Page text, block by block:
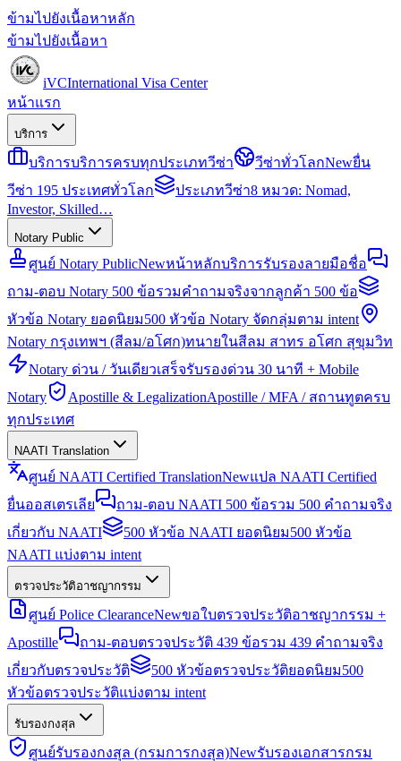
ข้ามไปยังเนื้อหาหลัก
ข้ามไปยังเนื้อหา
iVCInternational Visa Center
หน้าแรก
บริการ
บริการบริการครบทุกประเภทวีซ่า วีซ่าทั่วโลกNewยื่น
วีซ่า 195 ประเทศทั่วโลก
ประเภทวีซ่า8 หมวด: Nomad,
Investor, Skilled…
Notary Public
ศูนย์ Notary PublicNewหน้าหลักบริการรับรองลายมือชื่อ
ถาม-ตอบ Notary 500 ข้อรวมคำถามจริงจากลูกค้า 500 ข้อ
หัวข้อ Notary ยอดนิยม500 หัวข้อ Notary จัดกลุ่มตาม intent
Notary กรุงเทพฯ (สีลม/อโศก)ทนายในสีลม สาทร อโศก สุขุมวิท
Notary ด่วน / วันเดียวเสร็จรับรองด่วน 30 นาที + Mobile
Notary
Apostille & LegalizationApostille / MFA / สถานทูตครบ
ทุกประเทศ
NAATI Translation
ศูนย์ NAATI Certified TranslationNewแปล NAATI Certified
ยื่นออสเตรเลีย
ถาม-ตอบ NAATI 500 ข้อรวม 500 คำถามจริง
เกี่ยวกับ NAATI
500 หัวข้อ NAATI ยอดนิยม500 หัวข้อ
NAATI แบ่งตาม intent
ตรวจประวัติอาชญากรรม
ศูนย์ Police ClearanceNewขอใบตรวจประวัติอาชญากรรม +
Apostille
ถาม-ตอบตรวจประวัติ 439 ข้อรวม 439 คำถามจริง
เกี่ยวกับตรวจประวัติ
500 หัวข้อตรวจประวัติยอดนิยม500
หัวข้อตรวจประวัติแบ่งตาม intent
รับรองกงสุล
ศูนย์รับรองกงสุล (กรมการกงสุล)Newรับรองเอกสารกรม